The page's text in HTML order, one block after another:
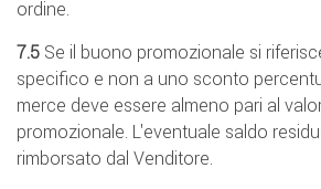
ordine.
7.5 Se il buono promozionale si
specifico e non a uno sconto
merce deve essere almeno pari al
promozionale. L'eventuale saldo
rimborsato dal Venditore.